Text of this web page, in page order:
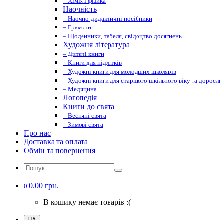
Наочність
– Наочно-дидактичні посібники
– Грамоти
– Щоденники, табеля, свідоцтво досягнень
Художня література
– Дитячі книги
– Книги для підлітків
– Художні книги для молодших школярів
– Художні книги для старшого шкільного віку та
– Медицина
Логопедія
Книги до свята
– Весняні свята
– Зимові свята
Про нас
Доставка та оплата
Обмін та повернення
0 0.00 грн.
В кошику немає товарів :(